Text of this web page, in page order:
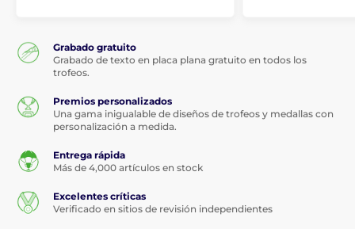
Grabado gratuito
Grabado de texto en placa plana gratuito en todos los
trofeos.
Premios personalizados
Una gama inigualable de diseños de trofeos y medallas con
personalización a medida.
Entrega rápida
Más de 4,000 artículos en stock
Excelentes críticas
Verificado en sitios de revisión independientes